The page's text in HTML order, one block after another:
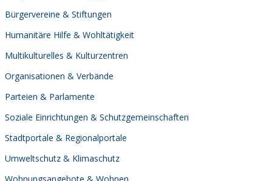
Bürgervereine & Stiftungen
Humanitäre Hilfe & Wohltätigkeit
Multikulturelles & Kulturzentren
Organisationen & Verbände
Parteien & Parlamente
Soziale Einrichtungen & Schutzgemeinschaften
Stadtportale & Regionalportale
Umweltschutz & Klimaschutz